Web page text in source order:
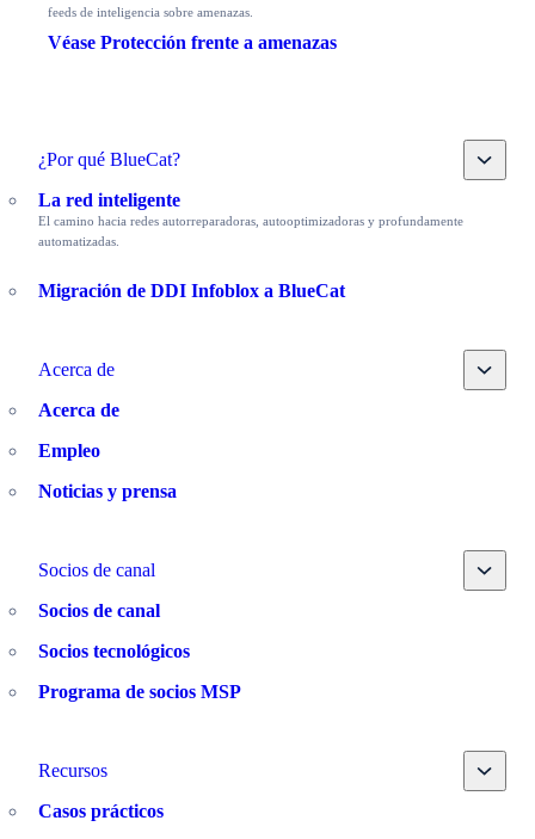
feeds de inteligencia sobre amenazas.
Véase Protección frente a amenazas
¿Por qué BlueCat? Toggle
La red inteligente
El camino hacia redes autorreparadoras, autooptimizadoras y profundamente
automatizadas.
Migración de DDI Infoblox a BlueCat
Acerca de Toggle
Acerca de
Empleo
Noticias y prensa
Socios de canal Toggle
Socios de canal
Socios tecnológicos
Programa de socios MSP
Recursos Toggle
Casos prácticos